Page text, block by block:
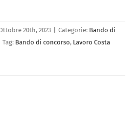
20th, 2023 Categorie: Bando di
Tag: Bando di concorso, Lavoro Costa